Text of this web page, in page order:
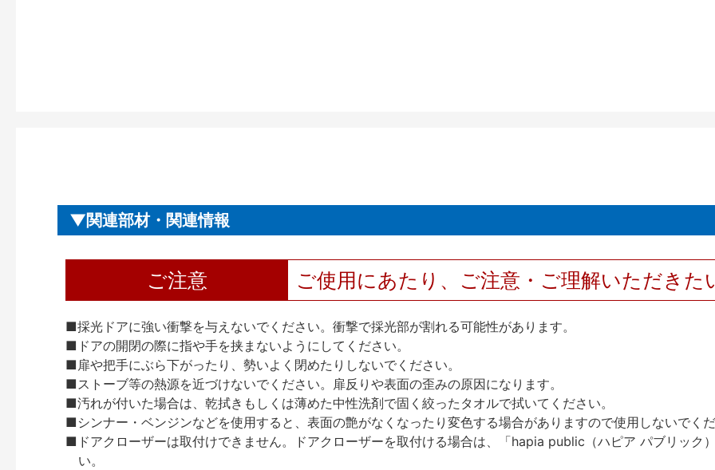
関連部材・関連情報
ご注意 ご使用にあたり、ご注意・ご理解いただきた
■採光ドアに強い衝撃を与えないでください。衝撃で採光部が割れる可能性があります。
■ドアの開閉の際に指や手を挟まないようにしてください。
■扉や把手にぶら下がったり、勢いよく閉めたりしないでください。
■ストーブ等の熱源を近づけないでください。扉反りや表面の歪みの原因になります。
■汚れが付いた場合は、乾拭きもしくは薄めた中性洗剤で固く絞ったタオルで拭いてください。
■シンナー・ベンジンなどを使用すると、表面の艶がなくなったり変色する場合がありますので使用しないでく
■ドアクローザーは取付けできません。ドアクローザーを取付ける場合は、「hapia public（ハピア パブリック
い。